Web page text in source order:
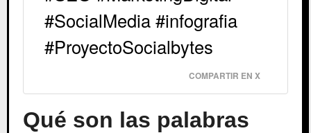
#SocialMedia #infografia
#ProyectoSocialbytes
COMPARTIR EN X
Qué son las palabras